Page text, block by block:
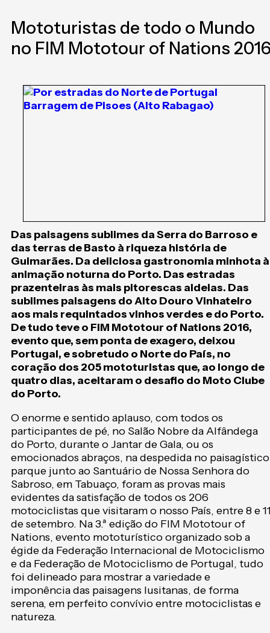
Mototuristas de todo o Mundo
no FIM Mototour of Nations
Das paisagens sublimes da Serra do Barroso e
das terras de Basto à riqueza história de
Guimarães. Da deliciosa gastronomia minhota à
animação noturna do Porto. Das estradas
prazenteiras às mais pitorescas aldeias. Das
sublimes paisagens do Alto Douro Vinhateiro
aos mais requintados vinhos verdes e do Porto.
De tudo teve o FIM Mototour of Nations 2016,
evento que, sem ponta de exagero, deixou
Portugal, e sobretudo o Norte do País, no
coração dos 205 mototuristas que, ao longo de
quatro dias, aceitaram o desafio do Moto Clube
do Porto.
O enorme e sentido aplauso, com todos os
participantes de pé, no Salão Nobre da Alfândega
do Porto, durante o Jantar de Gala, ou os
emocionados abraços, na despedida no paisagístico
parque junto ao Santuário de Nossa Senhora do
Sabroso, em Tabuaço, foram as provas mais
evidentes da satisfação de todos os 206
motociclistas que visitaram o nosso País, entre 8 e
de setembro. Na 3.ª edição do FIM Mototour of
Nations, evento mototurístico organizado sob a
égide da Federação Internacional de Motociclismo
e da Federação de Motociclismo de Portugal, tudo
foi delineado para mostrar a variedade e
imponência das paisagens lusitanas, de forma
serena, em perfeito convívio entre motociclistas e
natureza.